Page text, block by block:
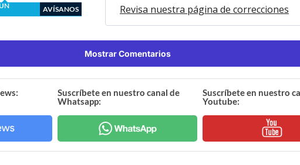
AVÍSANOS Revisa nuestra página de correcciones
Mostrar Comentarios
Suscríbete en nuestro canal de
Whatsapp:
Suscríbete en nuestro
Youtube: